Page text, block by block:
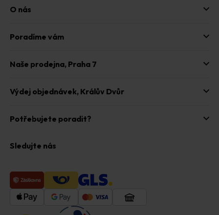
O nás
Poradíme vám
Naše prodejna, Praha 7
Výdej objednávek, Králův Dvůr
Potřebujete poradit?
Sledujte nás